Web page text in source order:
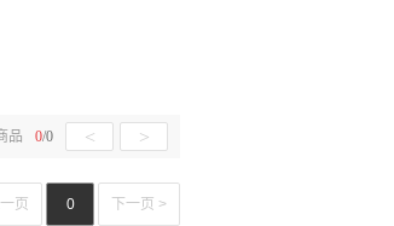
0/0 < >
品
页 0 下一页 >